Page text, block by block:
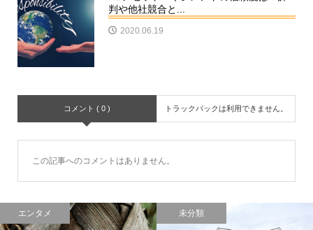
判や他社競合と...
2020.06.19
コメント ( 0 ) トラックバックは利用できません。
この記事へのコメントはありません。
エンタメ 未分類